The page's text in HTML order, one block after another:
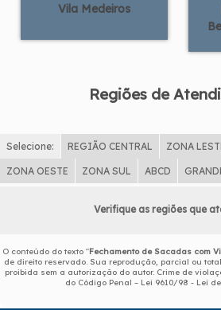
Vila Medeiros
Regiões de
Selecione: REGIÃO CENTRAL ZONA
ZONA OESTE ZONA SUL ABCD
Verifique as regiões que
O conteúdo do texto "Fechamento de Sacadas com
de direito reservado. Sua reprodução, parcial ou
proibida sem a autorização do autor. Crime de
do Código Penal – Lei 9610/98 - Lei